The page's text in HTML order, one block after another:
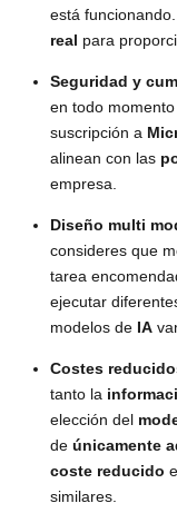
está
real para
Seguridad y
en todo
suscripción a
alinean con las
empresa.
Diseño multi
consideres que
tarea
ejecutar
modelos de IA
Costes
tanto la
elección del
de únicamente
coste reducido
similares.